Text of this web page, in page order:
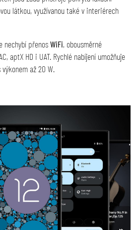
látkou, využívanou také v interiérech
nechybí přenosWiFi, obousměrné
aptX HD i UAT. Rychlé nabíjení umožňuje
výkonem až 20 W.